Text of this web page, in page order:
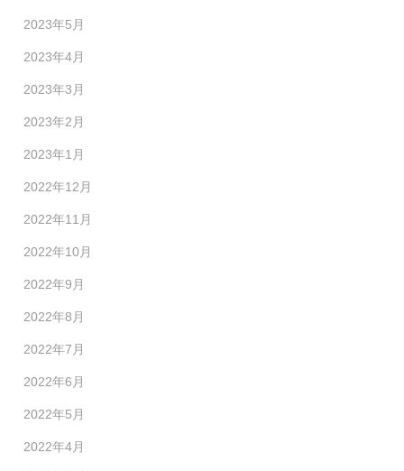
2023年5月
2023年4月
2023年3月
2023年2月
2023年1月
2022年12月
2022年11月
2022年10月
2022年9月
2022年8月
2022年7月
2022年6月
2022年5月
2022年4月